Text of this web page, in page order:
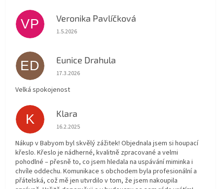
VP Veronika Pavlíčková
Hodnocení obchodu je 5 z 5 hvězdiček.
1.5.2026
ED Eunice Drahula
Hodnocení obchodu je 5 z 5 hvězdiček.
17.3.2026
Velká spokojenost
K Klara
Hodnocení obchodu je 5 z 5 hvězdiček.
16.2.2025
Nákup v Babyom byl skvělý zážitek! Objednala jsem si houpací
křeslo. Křeslo je nádherné, kvalitně zpracované a velmi
pohodlné – přesně to, co jsem hledala na uspávání miminka i
chvíle oddechu. Komunikace s obchodem byla profesionální a
přátelská, což mě jen utvrdilo v tom, že jsem nakoupila